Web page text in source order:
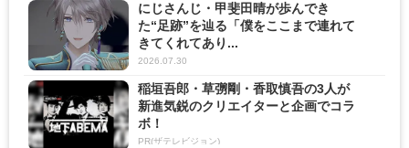
にじさんじ・甲斐田晴が歩んでき
た“足跡”を辿る「僕をここまで連れて
きてくれてあり...
2026.07.30
稲垣吾郎・草彅剛・香取慎吾の3人が
新進気鋭のクリエイターと企画でコラ
ボ！
PR(ザテレビジョン)